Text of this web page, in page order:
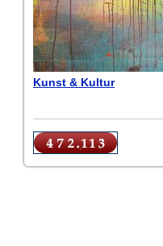
Kunst & Kultur